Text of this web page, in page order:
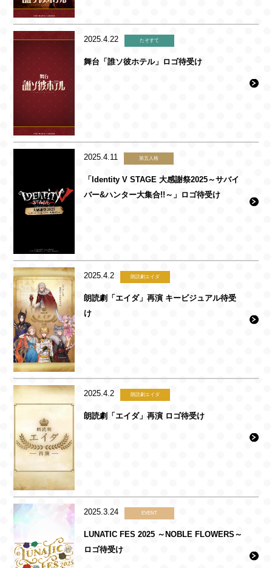
2025.4.22 たそすて
舞台「誰ソ彼ホテル」ロゴ待受け
2025.4.11 第五人格
「Identity V STAGE 大感謝祭2025～サバイ
バー&ハンター大集合!!～」ロゴ待受け
2025.4.2 朗読劇エイダ
朗読劇「エイダ」再演 キービジュアル待受
け
2025.4.2 朗読劇エイダ
朗読劇「エイダ」再演 ロゴ待受け
2025.3.24 EVENT
LUNATIC FES 2025 ～NOBLE FLOWERS～
ロゴ待受け